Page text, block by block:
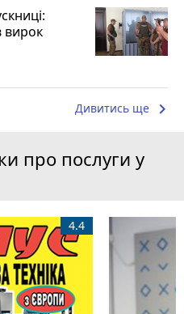
вирок
Дивитись ще keyboard_arrow_right
про послуги у
4.4